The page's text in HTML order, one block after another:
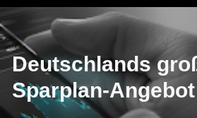
Deutschlands
Sparplan-Angebot